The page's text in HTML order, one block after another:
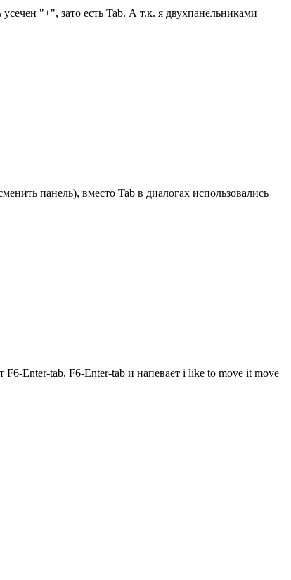
"+", зато есть Tab. А т.к. я двухпанельниками
панель), вместо Tab в диалогах использовались
Enter-tab, F6-Enter-tab и напевает i like to move it move